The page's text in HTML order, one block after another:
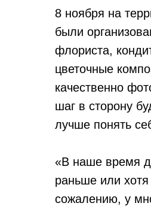
8 ноября на
были
флориста,
цветочные
качественно
шаг в сторону
лучше понять
«В наше время
раньше или
сожалению, у